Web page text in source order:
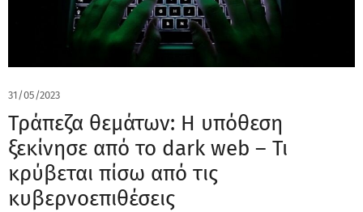
31/05/2023
Τράπεζα θεμάτων: Η υπόθεση
ξεκίνησε από το dark web – Τι
κρύβεται πίσω από τις
κυβερνοεπιθέσεις